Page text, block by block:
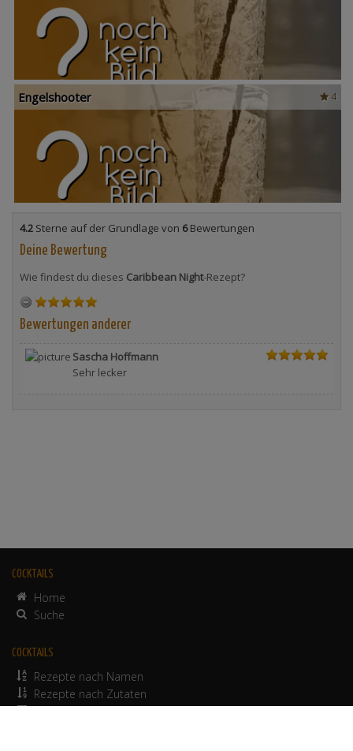
4
Engelshooter
4.2 Sterne auf der Grundlage von 6Bewertungen
Deine Bewertung
Wie findest du dieses Caribbean Night-Rezept?
Bewertungen anderer
Sascha Hoffmann
Sehr lecker
COCKTAILS
Home
Suche
COCKTAILS
Rezepte nach Namen
Rezepte nach Zutaten
alkoholfreie Rezepte